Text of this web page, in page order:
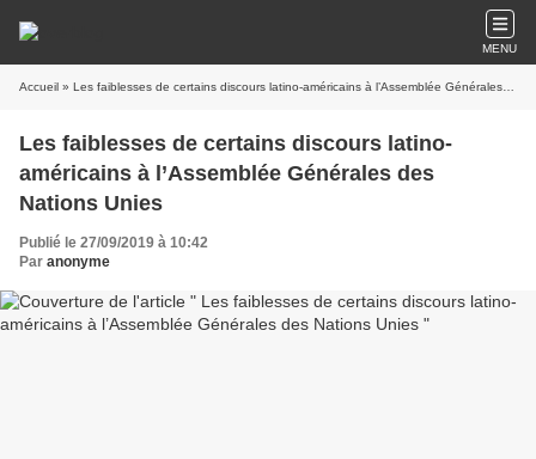
MENU
Accueil » Les faiblesses de certains discours latino-américains à l’Assemblée Générales des Nations Unies
Les faiblesses de certains discours latino-
américains à l’Assemblée Générales des
Nations Unies
Publié le 27/09/2019 à 10:42
Par anonyme